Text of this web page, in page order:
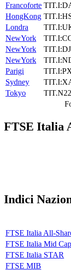
Francoforte
HongKong
Londra
NewYork
NewYork
NewYork
Parigi
Sydney
Tokyo
FTSE Italia
Indici
FTSE Italia All-
FTSE Italia Mid Cap
FTSE Italia STAR
FTSE MIB